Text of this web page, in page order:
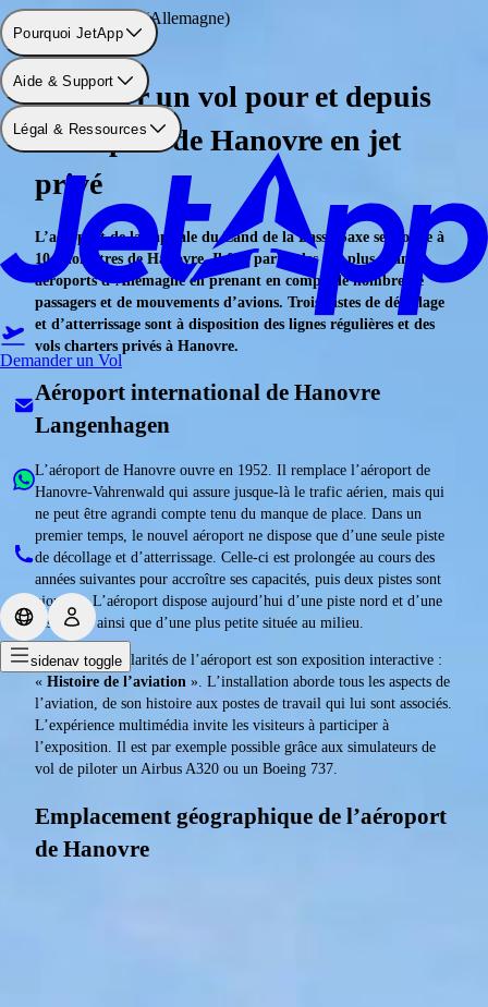
Pourquoi JetApp
Aide & Support
Légal & Ressources
Demander un Vol
sidenav toggle
Aéroport: Hanovre (Allemagne)
Réserver un vol pour et depuis
l’aéroport de Hanovre en jet
privé
L’aéroport de la capitale du Land de la Basse-Saxe se trouve à
10 kilomètres de Hanovre. Il fait partie des dix plus grands
aéroports d’Allemagne en prenant en compte le nombre de
passagers et de mouvements d’avions. Trois pistes de décollage
et d’atterrissage sont à disposition des lignes régulières et des
vols charters privés à Hanovre.
Aéroport international de Hanovre
Langenhagen
L’aéroport de Hanovre ouvre en 1952. Il remplace l’aéroport de
Hanovre-Vahrenwald qui assure jusque-là le trafic aérien, mais qui
ne peut être agrandi compte tenu du manque de place. Dans un
premier temps, le nouvel aéroport ne dispose que d’une seule piste
de décollage et d’atterrissage. Celle-ci est prolongée au cours des
années suivantes pour accroître ses capacités, puis deux pistes sont
ajoutées. L’aéroport dispose aujourd’hui d’une piste nord et d’une
piste sud, ainsi que d’une plus petite située au milieu.
Une des particularités de l’aéroport est son exposition interactive :
« Histoire de l’aviation ». L’installation aborde tous les aspects de
l’aviation, de son histoire aux postes de travail qui lui sont associés.
L’expérience multimédia invite les visiteurs à participer à
l’exposition. Il est par exemple possible grâce aux simulateurs de
vol de piloter un Airbus A320 ou un Boeing 737.
Emplacement géographique de l’aéroport
de Hanovre